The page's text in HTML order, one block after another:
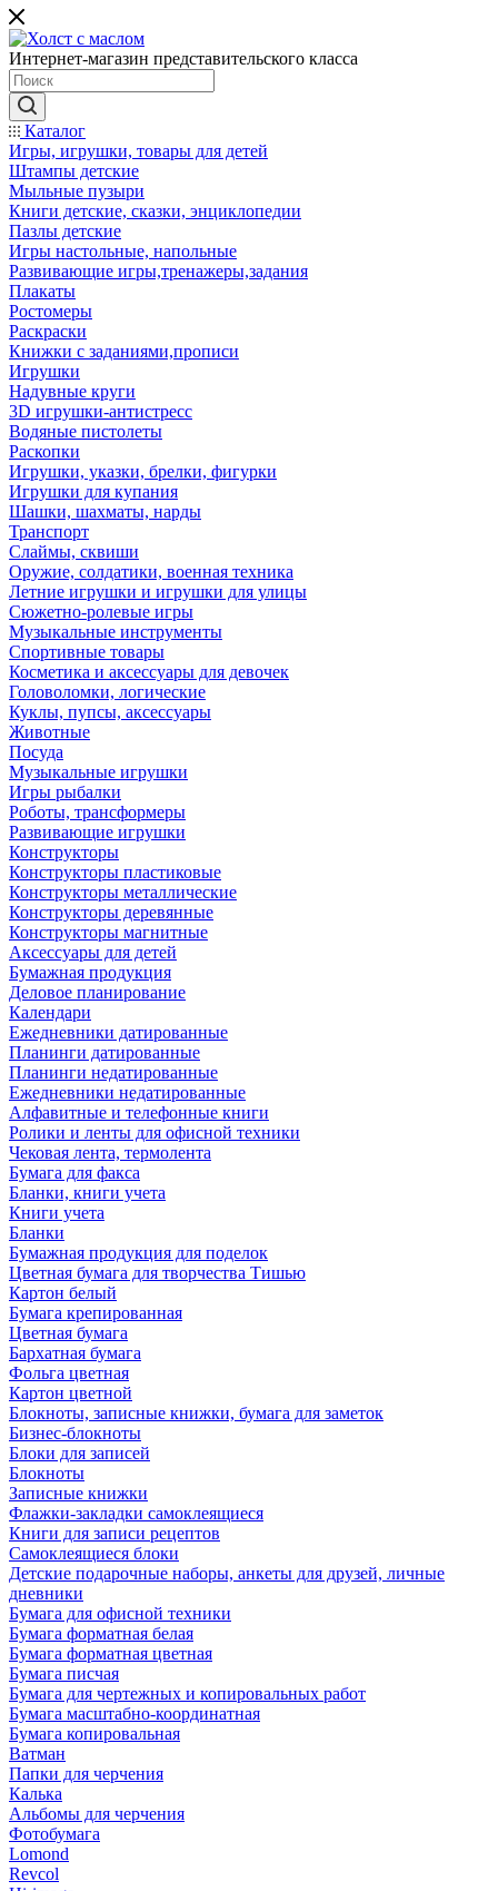
Интернет-магазин представительского класса
Каталог
Игры, игрушки, товары для детей
Штампы детские
Мыльные пузыри
Книги детские, сказки, энциклопедии
Пазлы детские
Игры настольные, напольные
Развивающие игры,тренажеры,задания
Плакаты
Ростомеры
Раскраски
Книжки с заданиями,прописи
Игрушки
Надувные круги
3D игрушки-антистресс
Водяные пистолеты
Раскопки
Игрушки, указки, брелки, фигурки
Игрушки для купания
Шашки, шахматы, нарды
Транспорт
Слаймы, сквиши
Оружие, солдатики, военная техника
Летние игрушки и игрушки для улицы
Сюжетно-ролевые игры
Музыкальные инструменты
Спортивные товары
Косметика и аксессуары для девочек
Головоломки, логические
Куклы, пупсы, аксессуары
Животные
Посуда
Музыкальные игрушки
Игры рыбалки
Роботы, трансформеры
Развивающие игрушки
Конструкторы
Конструкторы пластиковые
Конструкторы металлические
Конструкторы деревянные
Конструкторы магнитные
Аксессуары для детей
Бумажная продукция
Деловое планирование
Календари
Ежедневники датированные
Планинги датированные
Планинги недатированные
Ежедневники недатированные
Алфавитные и телефонные книги
Ролики и ленты для офисной техники
Чековая лента, термолента
Бумага для факса
Бланки, книги учета
Книги учета
Бланки
Бумажная продукция для поделок
Цветная бумага для творчества Тишью
Картон белый
Бумага крепированная
Цветная бумага
Бархатная бумага
Фольга цветная
Картон цветной
Блокноты, записные книжки, бумага для заметок
Бизнес-блокноты
Блоки для записей
Блокноты
Записные книжки
Флажки-закладки самоклеящиеся
Книги для записи рецептов
Самоклеящиеся блоки
Детские подарочные наборы, анкеты для друзей, личные
дневники
Бумага для офисной техники
Бумага форматная белая
Бумага форматная цветная
Бумага писчая
Бумага для чертежных и копировальных работ
Бумага масштабно-координатная
Бумага копировальная
Ватман
Папки для черчения
Калька
Альбомы для черчения
Фотобумага
Lomond
Revcol